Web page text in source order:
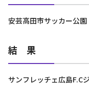
安芸高田市サッカー公園
結 果
サンフレッチェ広島F.C